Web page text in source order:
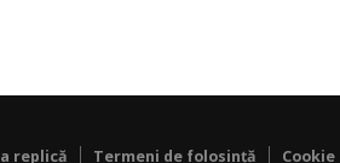
replică Termeni de folosință Cookie